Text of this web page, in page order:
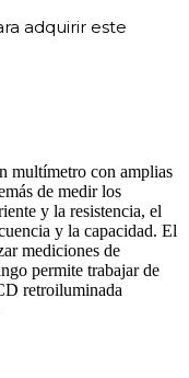
adquirir este
multímetro con amplias
de medir los
y la resistencia, el
y la capacidad. El
mediciones de
permite trabajar de
retroiluminada